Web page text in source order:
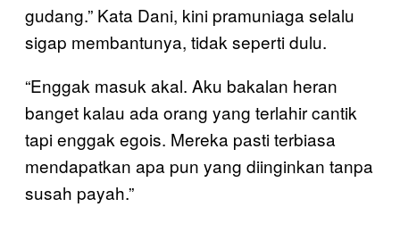
gudang.” Kata Dani, kini pramuniaga selalu
sigap membantunya, tidak seperti dulu.
“Enggak masuk akal. Aku bakalan heran
banget kalau ada orang yang terlahir cantik
tapi enggak egois. Mereka pasti terbiasa
mendapatkan apa pun yang diinginkan tanpa
susah payah.”